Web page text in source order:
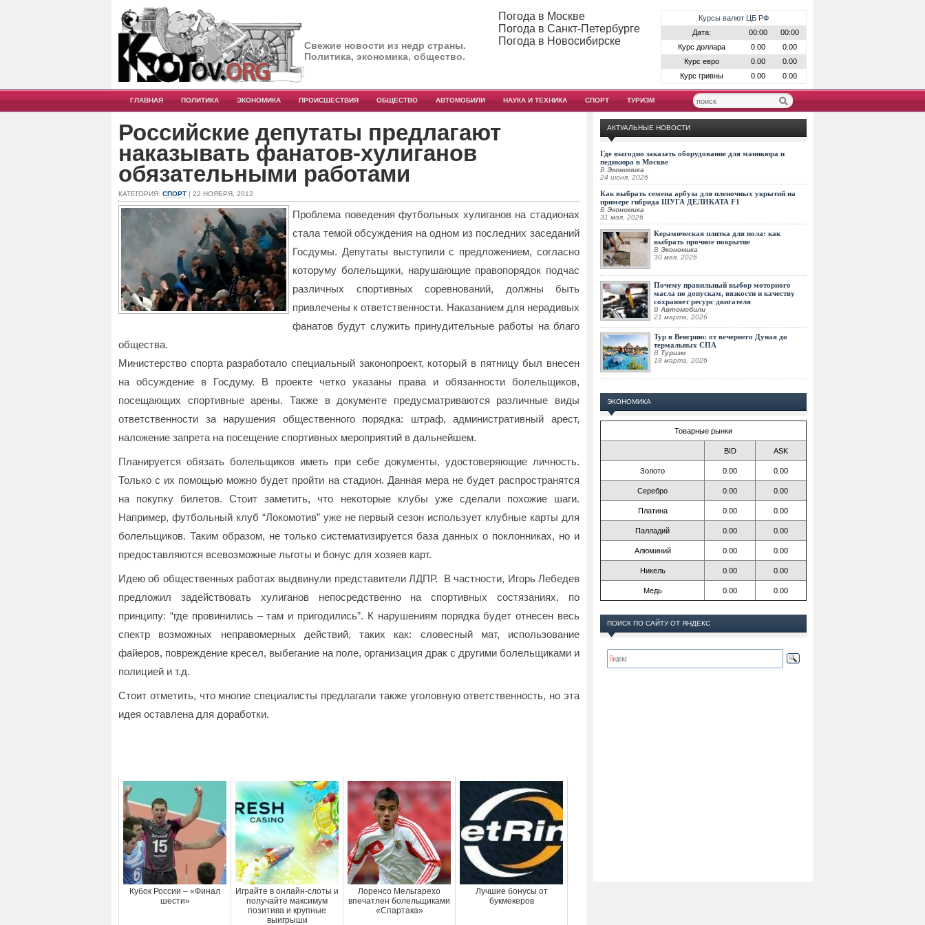
Свежие новости из недр страны.
Политика, экономика, общество.
Курсы валют ЦБ РФ
Дата:
00:00
00:00
Курс доллара
0.00
0.00
Курс евро
0.00
0.00
Курс гривны
0.00 0.00
Погода в Москве
Погода в Санкт-Петербурге
Погода в Новосибирске
ГЛАВНАЯ ПОЛИТИКА ЭКОНОМИКА ПРОИСШЕСТВИЯ ОБЩЕСТВО АВТОМОБИЛИ НАУКА И ТЕХНИКА СПОРТ ТУРИЗМ
Российские депутаты предлагают
наказывать фанатов-хулиганов
обязательными работами
КАТЕГОРИЯ: СПОРТ | 22 НОЯБРЯ, 2012
Проблема поведения футбольных хулиганов на стадионах
стала темой обсуждения на одном из последних заседаний
Госдумы. Депутаты выступилис предложением, согласно
которуму болельщики, нарушающие правопорядок подчас
различных спортивных соревнований, должны быть
привлечены к ответственности. Наказанием для нерадивых
фанатов будут служить принудительные работы на благо
общества.
Министерство спорта разработало специальный законопроект, который в пятницу был внесен
на обсуждение в Госдуму. В проекте четко указаны права и обязанности болельщиков,
посещающих спортивные арены. Также в документе предусматриваются различные виды
ответственности за нарушения общественного порядка: штраф, административный арест,
наложение запрета на посещение спортивных мероприятий в дальнейшем.
Планируется обязать болельщиков иметь при себе документы, удостоверяющие личность.
Только с их помощью можно будет пройти на стадион. Данная мера не будет распространятся
на покупку билетов. Стоит заметить, что некоторые клубы уже сделали похожие шаги.
Например, футбольный клуб “Локомотив” уже не первый сезон использует клубные карты для
болельщиков. Таким образом, не только систематизируется база данных о поклонниках, но и
предоставляются всевозможные льготы и бонус для хозяев карт.
Идею об общественных работах выдвинули представители ЛДПР. В частности, Игорь Лебедев
предложил задействовать хулиганов непосредственно на спортивных состязаниях, по
принципу: “где провинились – там и пригодились”. К нарушениям порядка будет отнесен весь
спектр возможных неправомерных действий, таких как: словесный мат, использование
файеров, повреждение кресел, выбегание на поле, организация драк с другими болельщиками и
полицией и т.д.
Стоит отметить, что многие специалисты предлагали также уголовную ответственность, но эта
идея оставлена для доработки.
Кубок России – «Финал
шести»
Играйте в онлайн-слоты и
получайте максимум
позитива и крупные
выигрыши
Лоренсо Мельгарехо
впечатлен болельщиками
«Спартака»
Лучшие бонусы от
букмекеров
АКТУАЛЬНЫЕ НОВОСТИ
Где выгодно заказать оборудование для маникюра и
педикюра в Москве
В Экономика
24 июня, 2026
Как выбрать семена арбуза для пленочных укрытий на
примере гибрида ШУГА ДЕЛИКАТА F1
В Экономика
31 мая, 2026
Керамическая плитка для пола: как
выбрать прочное покрытие
В Экономика
30 мая, 2026
Почему правильный выбор моторного
масла по допускам, вязкости и качеству
сохраняет ресурс двигателя
В Автомобили
21 марта, 2026
Тур в Венгрию: от вечернего Дуная до
термальных СПА
В Туризм
18 марта, 2026
ЭКОНОМИКА
Товарные рынки
BID ASK
Золото 0.00 0.00
Серебро 0.00 0.00
Платина 0.00 0.00
Палладий 0.00 0.00
Алюминий 0.00 0.00
Никель 0.00 0.00
Медь 0.00 0.00
ПОИСК ПО САЙТУ ОТ ЯНДЕКС